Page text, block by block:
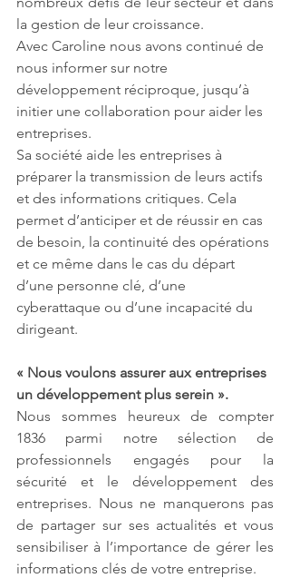
la gestion de leur croissance.
Avec Caroline nous avons continué de
nous informer sur notre
développement réciproque, jusqu’à
initier une collaboration pour aider les
entreprises.
Sa société aide les entreprises à
préparer la transmission de leurs actifs
et des informations critiques. Cela
permet d’anticiper et de réussir en cas
de besoin, la continuité des opérations
et ce même dans le cas du départ
d’une personne clé, d’une
cyberattaque ou d’une incapacité du
dirigeant.
« Nous voulons assurer aux entreprises
un développement plus serein ».
Nous sommes heureux de compter
1836 parmi notre sélection de
professionnels engagés pour la
sécurité et le développement des
entreprises. Nous ne manquerons pas
de partager sur ses actualités et vous
sensibiliser à l’importance de gérer les
informations clés de votre entreprise.